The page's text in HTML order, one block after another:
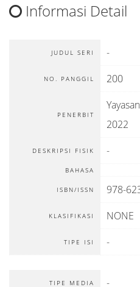
Informasi Detail
JUDUL SERI -
NO. PANGGIL 200
PENERBIT
2022
DESKRIPSI FISIK -
BAHASA
ISBN/ISSN 978-
KLASIFIKASI NONE
TIPE ISI -
TIPE MEDIA -